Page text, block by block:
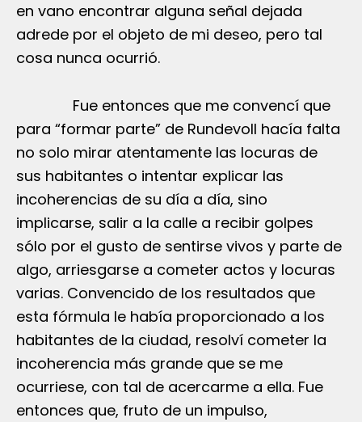
en vano encontrar alguna señal dejada
adrede por el objeto de mi deseo, pero tal
cosa nunca ocurrió.
Fue entonces que me convencí que
para “formar parte” de Rundevoll hacía falta
no solo mirar atentamente las locuras de
sus habitantes o intentar explicar las
incoherencias de su día a día, sino
implicarse, salir a la calle a recibir golpes
sólo por el gusto de sentirse vivos y parte de
algo, arriesgarse a cometer actos y locuras
varias. Convencido de los resultados que
esta fórmula le había proporcionado a los
habitantes de la ciudad, resolví cometer la
incoherencia más grande que se me
ocurriese, con tal de acercarme a ella. Fue
entonces que, fruto de un impulso,